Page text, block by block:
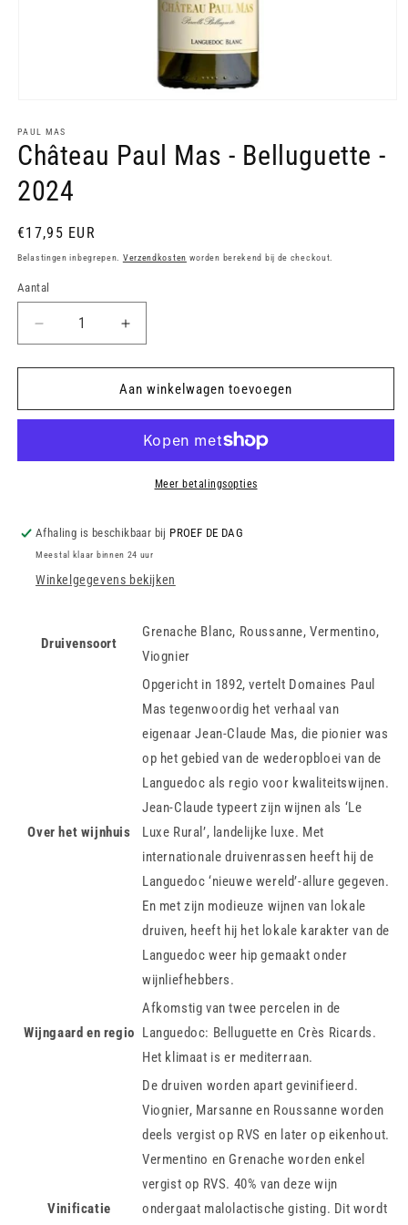
openen
in
modaal
PAUL MAS
Château Paul Mas - Belluguette -
2024
Normale
prijs
€17,95 EUR
Belastingen inbegrepen. Verzendkosten worden berekend bij de checkout.
Aantal
Aantal
verlagen
voor
Paul
Belluguette
Aantal
verhogen
voor
Château
Paul
Belluguette
Aan winkelwagen toevoegen
Meer betalingsopties
Afhaling is beschikbaar bij PROEF DE DAG
Meestal klaar binnen 24 uur
Winkelgegevens bekijken
Druivensoort
Grenache Blanc, Roussanne, Vermentino,
Viognier
Over het wijnhuis
Opgericht in 1892, vertelt Domaines Paul
Mas tegenwoordig het verhaal van
eigenaar Jean-Claude Mas, die pionier was
op het gebied van de wederopbloei van de
Languedoc als regio voor kwaliteitswijnen.
Jean-Claude typeert zijn wijnen als ‘Le
Luxe Rural’, landelijke luxe. Met
internationale druivenrassen heeft hij de
Languedoc ‘nieuwe wereld’-allure gegeven.
En met zijn modieuze wijnen van lokale
druiven, heeft hij het lokale karakter van de
Languedoc weer hip gemaakt onder
wijnliefhebbers.
Wijngaard en regio
Afkomstig van twee percelen in de
Languedoc: Belluguette en Crès Ricards.
Het klimaat is er mediterraan.
Vinificatie
De druiven worden apart gevinifieerd.
Viognier, Marsanne en Roussanne worden
deels vergist op RVS en later op eikenhout.
Vermentino en Grenache worden enkel
vergist op RVS. 40% van deze wijn
ondergaat malolactische gisting. Dit wordt